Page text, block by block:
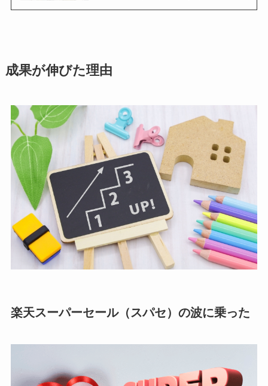
成果が伸びた理由
楽天スーパーセール（スパセ）の波に乗った